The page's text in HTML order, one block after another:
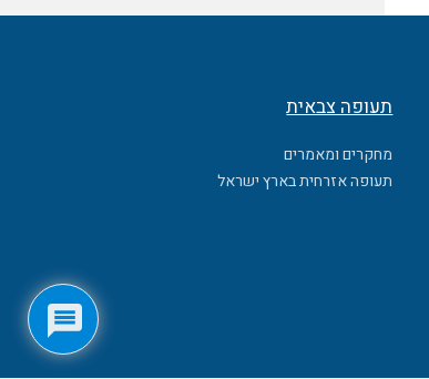
תעופה צבאית
מחקרים ומאמרים
תעופה אזרחית בארץ ישראל